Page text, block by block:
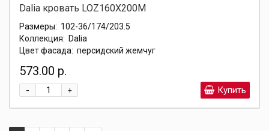
Dalia кровать LOZ160X200М
Размеры: 102-36/174/203.5
Коллекция: Dalia
Цвет фасада: персидский жемчуг
573.00 р.
+
- Купить